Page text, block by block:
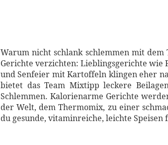
Warum nicht schlank schlemmen mit
Gerichte verzichten: Lieblingsgerichte wie
und Senfeier mit Kartoffeln klingen eher
bietet das Team Mixtipp leckere
Schlemmen. Kalorienarme Gerichte
der Welt, dem Thermomix, zu einer
du gesunde, vitaminreiche, leichte